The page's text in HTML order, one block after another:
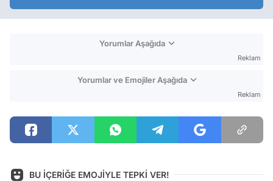
Yorumlar Aşağıda
Reklam
Yorumlar ve Emojiler Aşağıda
Reklam
BU İÇERİĞE EMOJİYLE TEPKİ VER!